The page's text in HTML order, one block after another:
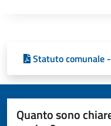
Statuto comunale
Quanto sono